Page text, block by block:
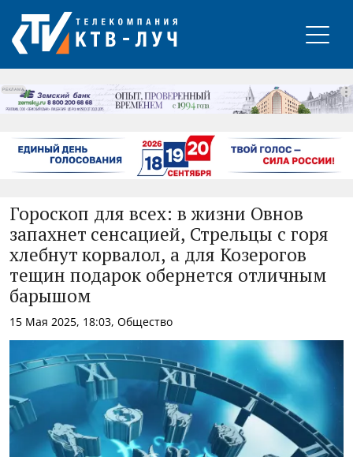
РЕКЛАМА
Гороскоп для всех: в жизни Овнов
запахнет сенсацией, Стрельцы с горя
хлебнут корвалол, а для Козерогов
тещин подарок обернется отличным
барышом
15 Мая 2025, 18:03, Общество